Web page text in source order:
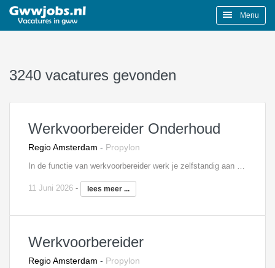
Menu
3240 vacatures gevonden
Werkvoorbereider Onderhoud
Regio Amsterdam - Propylon
In de functie van werkvoorbereider werk je zelfstandig aan de voorbereiding en begeleiding van de aan jou toegewezen onderhoud- en renovatieprojecten van begin tot eind. Tot jouw taken behoren onder andere:Het controleren van gegevens op technische uitvoerbaarheid, regelgeving en wettelijke normen;Het opstellen en bewaken van voorbereidings- en inkoopschema’s; Het bijhouden van het meer- en minderwerk;Onderhouden van contacten met de onderaannemers en regelen van de gehele documentenstroom; Verantwoordelijkheid over de gehele technische werkvoorbereiding.
11 Juni 2026 - lees meer ...
Werkvoorbereider
Regio Amsterdam - Propylon